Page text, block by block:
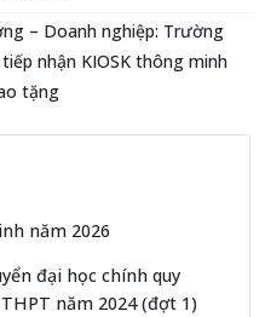
– Doanh nghiệp: Trường
nhận KIOSK thông minh
tặng
năm 2026
đại học chính quy
năm 2024 (đợt 1)